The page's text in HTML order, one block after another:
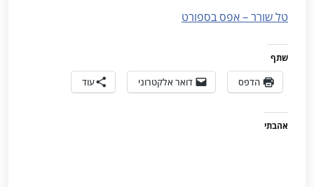
טל שורר – אפס בספורט
שתף
הדפס דואר אלקטרוני עוד
אהבתי